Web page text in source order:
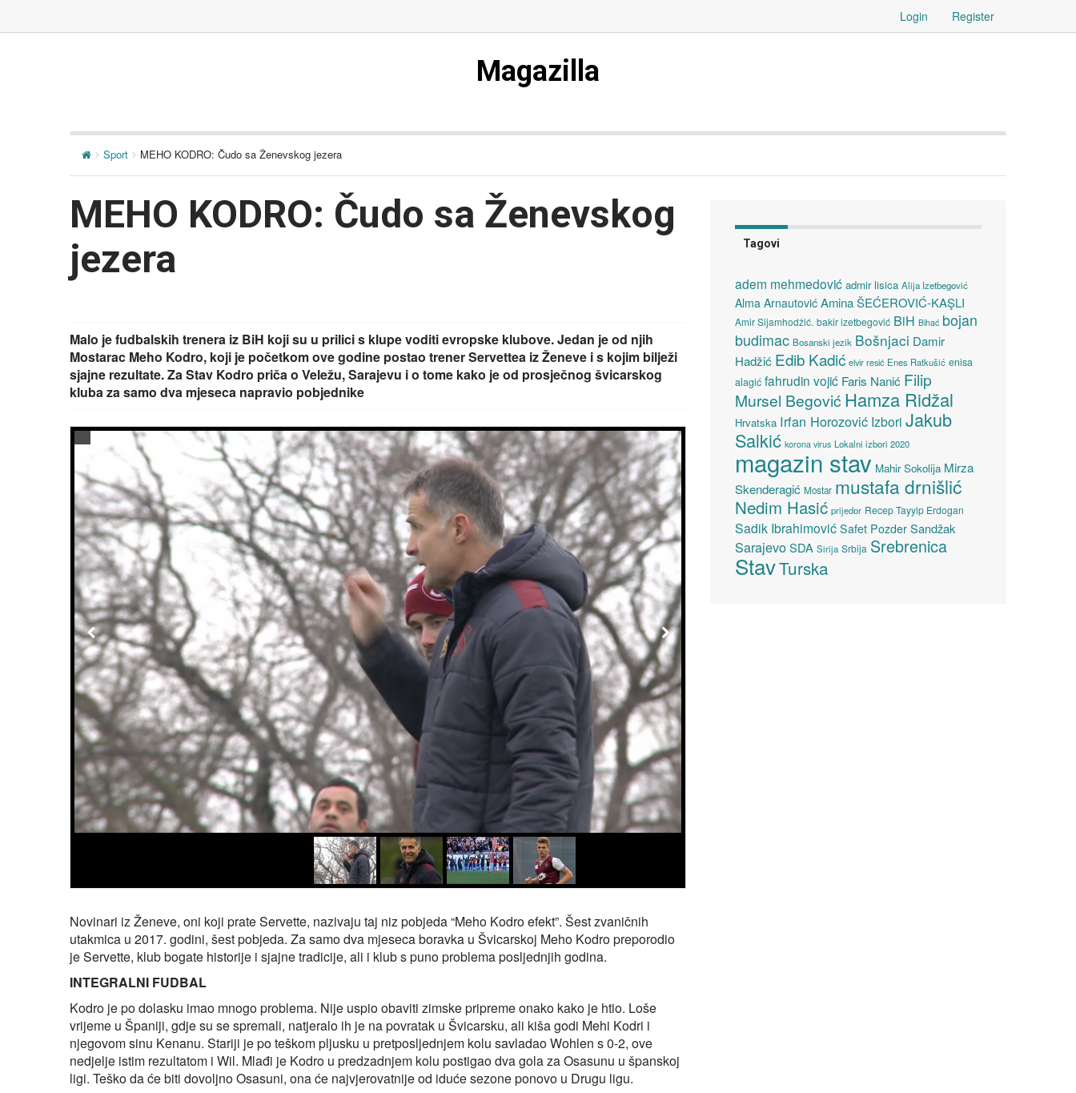
Login Register
Magazilla
Sport MEHO KODRO: Čudo sa Ženevskog jezera
MEHO KODRO: Čudo sa Ženevskog
jezera
Malo je fudbalskih trenera iz BiH koji su u prilici s klupe voditi evropske klubove. Jedan je od njih
Mostarac Meho Kodro, koji je početkom ove godine postao trener Servettea iz Ženeve i s kojim bilježi
sjajne rezultate. Za Stav Kodro priča o Veležu, Sarajevu i o tome kako je od prosječnog švicarskog
kluba za samo dva mjeseca napravio pobjednike
Novinari iz Ženeve, oni koji prate Servette, nazivaju taj niz pobjeda “Meho Kodro efekt”. Šest zvaničnih
utakmica u 2017. godini, šest pobjeda. Za samo dva mjeseca boravka u Švicarskoj Meho Kodro preporodio
je Servette, klub bogate historije i sjajne tradicije, ali i klub s puno problema posljednjih godina.
INTEGRALNI FUDBAL
Kodro je po dolasku imao mnogo problema. Nije uspio obaviti zimske pripreme onako kako je htio. Loše
vrijeme u Španiji, gdje su se spremali, natjeralo ih je na povratak u Švicarsku, ali kiša godi Mehi Kodri i
njegovom sinu Kenanu. Stariji je po teškom pljusku u pretposljednjem kolu savladao Wohlen s 0-2, ove
nedjelje istim rezultatom i Wil. Mlađi je Kodro u predzadnjem kolu postigao dva gola za Osasunu u španskoj
ligi. Teško da će biti dovoljno Osasuni, ona će najvjerovatnije od iduće sezone ponovo u Drugu ligu.
Tagovi
adem mehmedović admir lisica Alija Izetbegović
Alma Arnautović Amina ŠEĆEROVIĆ-KAŞLI
Amir Sijamhodžić. bakir izetbegović BiH Bihać bojan
budimac Bosanski jezik Bošnjaci Damir
Hadžić Edib Kadić elvir resić Enes Ratkušić enisa
alagić fahrudin vojić Faris Nanić Filip
Mursel Begović Hamza Ridžal
Hrvatska Irfan Horozović Izbori Jakub
Salkić korona virus Lokalni izbori 2020
magazin stav Mahir Sokolija Mirza
Skenderagić Mostar mustafa drnišlić
Nedim Hasić prijedor Recep Tayyip Erdogan
Sadik Ibrahimović Safet Pozder Sandžak
SarajevoSDA Sirija Srbija Srebrenica
StavTurska